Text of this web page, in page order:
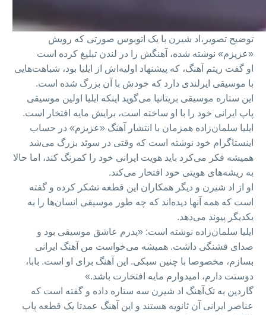
توضیح تصویر، اد شیرن با یک اتوبوس صورتی که رویش
«عزیزم» نوشته شده، آهنگش را در لندن تبلیغ کرده است
او گفت ریتم آهنگ، که پیشنهاد اولیه‌اش از ایلیا بود، شباهت‌هایی
با موسیقی ایرلندی دارد که خودش با آن بزرگ شده است.
این ستاره موسیقی بریتانیا می‌گوید اینکه ایلیا اولین موسیقی
پاپ ایرانی خود را با او ساخته است، برایش مایه افتخار است.
ایلیا سلمان‌زاده همزمان با انتشار آهنگ «عزیزم» در حساب
اینستاگرام خود نوشته است که وقتی در سوئد بزرگ می‌شد
همیشه فکر می‌کرد باید هویت ایرانی خود را کمرنگ کند، اما حالا
به ریشه‌های هویتی خود افتخار می‌کند.
او از اد شیرن و دیگر همکاران این قطعه تشکر کرده و گفته
است که همه آنها دیده‌اند که چه طور موسیقی انسان‌ها را به
یکدیگر پیوند می‌دهد.
ایلیا سلمان‌زاده نوشته است: «پدرم عاشق موسیقی بود و
صدای قشنگی داشت. همیشه می‌خواست من آهنگ ایرانی
بسازم، مخصوصا با چنین سبکی. این آهنگ برای او است. بابا،
دوستت دارم، امیدوارم مایه افتخارت باشد.»
گاردین به تک‌آهنگ اد شیرن سه ستاره داده و گفته است که
عناصر ایرانی آن ثانویه هستند و این آهنگ عمدتا یک قطعه پاپ